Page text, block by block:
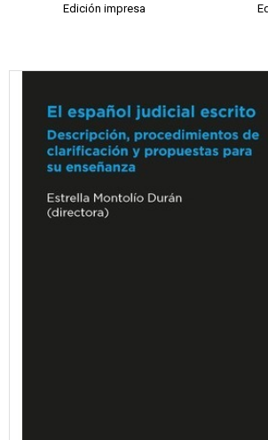
Edición impresa